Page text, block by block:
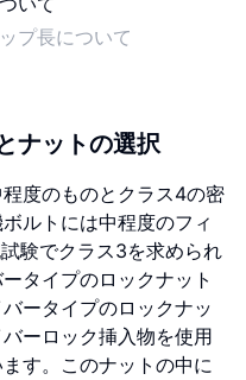
プ長について
ナットの選択
度のものとクラス4の密
ルトには中程度のフィ
験でクラス3を求められ
タイプのロックナット
ータイプのロックナッ
ーロック挿入物を使用
す。このナットの中に